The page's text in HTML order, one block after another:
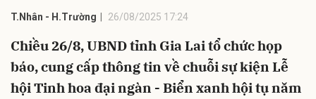
T.Nhân - H.Trường 26/08/2025 17:24
Chiều 26/8, UBND tỉnh Gia Lai tổ chức họp
báo, cung cấp thông tin về chuỗi sự kiện Lễ
hội Tinh hoa đại ngàn - Biển xanh hội tụ năm